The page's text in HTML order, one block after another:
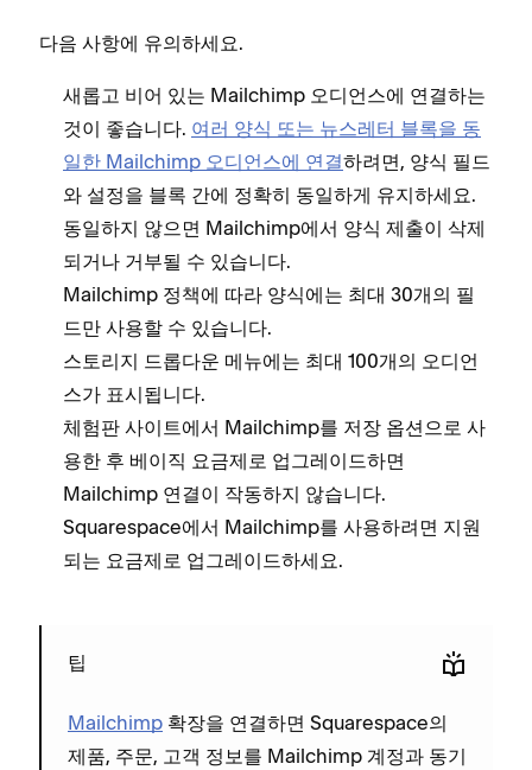
다음 사항에 유의하세요.
새롭고 비어 있는 Mailchimp 오디언스에 연결하는
것이 좋습니다. 여러 양식 또는 뉴스레터 블록을 동
일한 Mailchimp 오디언스에 연결하려면, 양식 필드
와 설정을 블록 간에 정확히 동일하게 유지하세요.
동일하지 않으면 Mailchimp에서 양식 제출이 삭제
되거나 거부될 수 있습니다.
Mailchimp 정책에 따라 양식에는 최대 30개의 필
드만 사용할 수 있습니다.
스토리지 드롭다운 메뉴에는 최대 100개의 오디언
스가 표시됩니다.
체험판 사이트에서 Mailchimp를 저장 옵션으로 사
용한 후 베이직 요금제로 업그레이드하면
Mailchimp 연결이 작동하지 않습니다.
Squarespace에서 Mailchimp를 사용하려면 지원
되는 요금제로 업그레이드하세요.
팁
Mailchimp 확장을 연결하면 Squarespace의
제품, 주문, 고객 정보를 Mailchimp 계정과 동기